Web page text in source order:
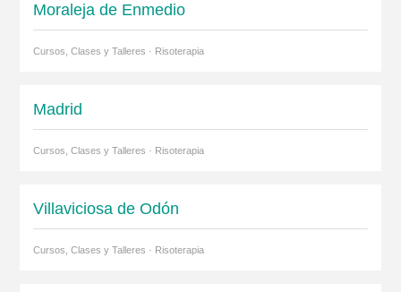
Moraleja de Enmedio
Cursos, Clases y Talleres · Risoterapia
Madrid
Cursos, Clases y Talleres · Risoterapia
Villaviciosa de Odón
Cursos, Clases y Talleres · Risoterapia